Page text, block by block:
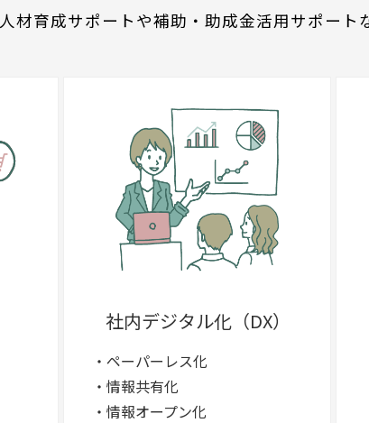
人材育成サポートや補助・助成金活用サポー
社内デジタル化（DX）
・ペーパーレス化
・情報共有化
・情報オープン化